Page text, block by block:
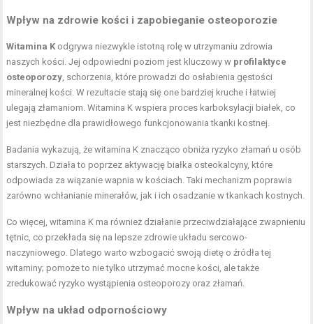
Wpływ na zdrowie kości i zapobieganie osteoporozie
Witamina K odgrywa niezwykle istotną rolę w utrzymaniu zdrowia
naszych kości. Jej odpowiedni poziom jest kluczowy w profilaktyce
osteoporozy, schorzenia, które prowadzi do osłabienia gęstości
mineralnej kości. W rezultacie stają się one bardziej kruche i łatwiej
ulegają złamaniom. Witamina K wspiera proces karboksylacji białek, co
jest niezbędne dla prawidłowego funkcjonowania tkanki kostnej.
Badania wykazują, że witamina K znacząco obniża ryzyko złamań u osób
starszych. Działa to poprzez aktywację białka osteokalcyny, które
odpowiada za wiązanie wapnia w kościach. Taki mechanizm poprawia
zarówno wchłanianie minerałów, jak i ich osadzanie w tkankach kostnych.
Co więcej, witamina K ma również działanie przeciwdziałające zwapnieniu
tętnic, co przekłada się na lepsze zdrowie układu sercowo-
naczyniowego. Dlatego warto wzbogacić swoją dietę o źródła tej
witaminy; pomoże to nie tylko utrzymać mocne kości, ale także
zredukować ryzyko wystąpienia osteoporozy oraz złamań.
Wpływ na układ odpornościowy